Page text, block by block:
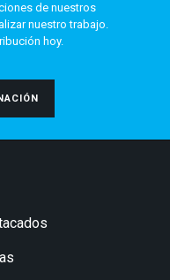
de nuestros
nuestro trabajo.
hoy.